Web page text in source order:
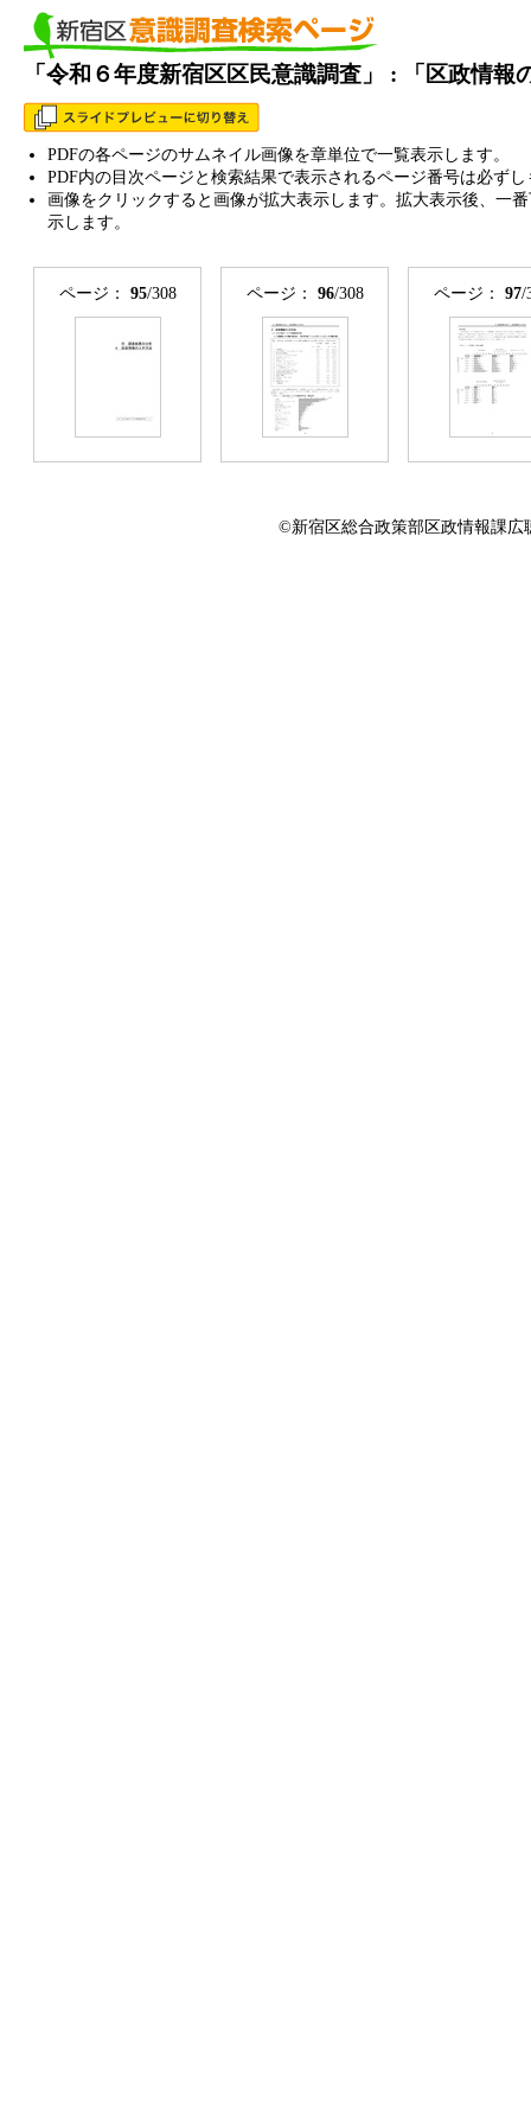
「令和６年度新宿区区民意識調査」 : 「区政情
PDFの各ページのサムネイル画像を章単位で一覧表示します。
PDF内の目次ページと検索結果で表示されるページ番号は必ず
画像をクリックすると画像が拡大表示します。拡大表示後、一
示します。
ページ： 95/308 ページ： 96/308 ページ： 97/
©新宿区総合政策部区政情報課